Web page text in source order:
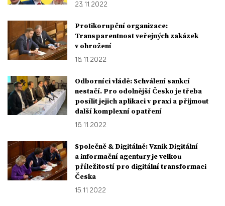
23. 11. 2022
Protikorupční organizace:
Transparentnost veřejných zakázek
v ohrožení
16. 11. 2022
Odborníci vládě: Schválení sankcí
nestačí. Pro odolnější Česko je třeba
posílit jejich aplikaci v praxi a přijmout
další komplexní opatření
16. 11. 2022
Společně & Digitálně: Vznik Digitální
a informační agentury je velkou
příležitostí pro digitální transformaci
Česka
15. 11. 2022